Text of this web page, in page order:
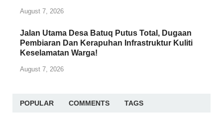
August 7, 2026
Jalan Utama Desa Batuq Putus Total, Dugaan
Pembiaran Dan Kerapuhan Infrastruktur Kuliti
Keselamatan Warga!
August 7, 2026
POPULAR COMMENTS TAGS